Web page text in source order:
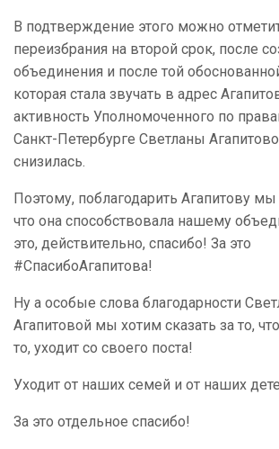
В подтверждение этого можно
переизбрания на второй срок, после
объединения и после той
которая стала звучать в адрес
активность Уполномоченного по
Санкт-Петербурге Светланы
снизилась.
Поэтому, поблагодарить Агапитову
что она способствовала нашему
это, действительно, спасибо! За это
#СпасибоАгапитова!
Ну а особые слова благодарности
Агапитовой мы хотим сказать за то,
то, уходит со своего поста!
Уходит от наших семей и от наших
За это отдельное спасибо!